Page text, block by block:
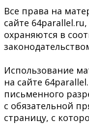
Все права на
сайте
охраняются в
Использование
на сайте
письменного
с обязательной
страницу, с